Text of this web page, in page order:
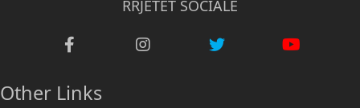
RRJETET SOCIALE
Other Links